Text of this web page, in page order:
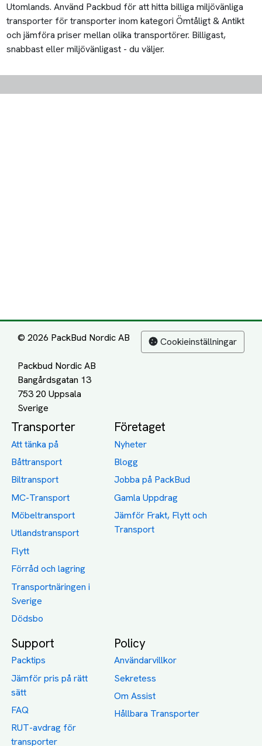
Utomlands. Använd Packbud för att hitta billiga miljövänliga
transporter för transporter inom kategori Ömtåligt & Antikt
och jämföra priser mellan olika transportörer. Billigast,
snabbast eller miljövänligast - du väljer.
© 2026 PackBud Nordic AB
Packbud Nordic AB
Bangårdsgatan 13
753 20 Uppsala
Cookieinställningar
Transporter
Att tänka på
Båttransport
Biltransport
MC-Transport
Möbeltransport
Utlandstransport
Flytt
Förråd och lagring
Transportnäringen i
Sverige
Dödsbo
Företaget
Nyheter
Blogg
Jobba på PackBud
Gamla Uppdrag
Jämför Frakt, Flytt och
Transport
Support
Packtips
Jämför pris på rätt
sätt
FAQ
RUT-avdrag för
transporter
Policy
Användarvillkor
Sekretess
Om Assist
Hållbara Transporter